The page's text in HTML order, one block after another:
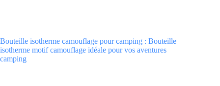
Bouteille isotherme camouflage pour camping : Bouteille
isotherme motif camouflage idéale pour vos aventures
camping